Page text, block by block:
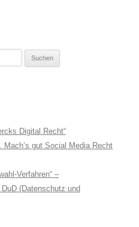
Digital Recht“
gut Social Media Recht
Verfahren“ –
(Datenschutz und